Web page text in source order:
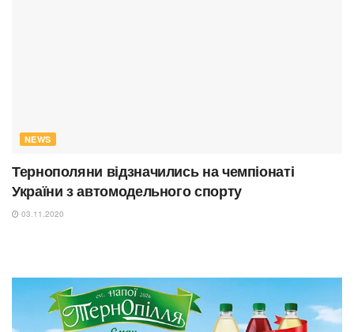
NEWS
Тернополяни відзначились на чемпіонаті
України з автомодельного спорту
03.11.2020